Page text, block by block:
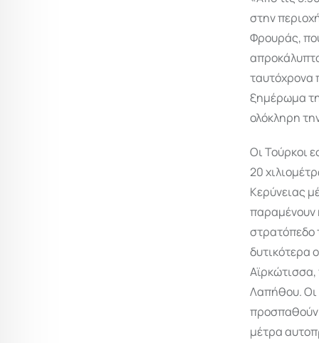
στην
Φρουράς,
ταυτόχρονα
ξημέρωμα
ολόκληρη
Οι Τούρκοι
20
Κερύνειας
παραμένουν
στρατόπεδο
δυτικότερα
Αϊρκώτισσα,
Λαπήθου. Οι
προσπαθούν
μέτρα